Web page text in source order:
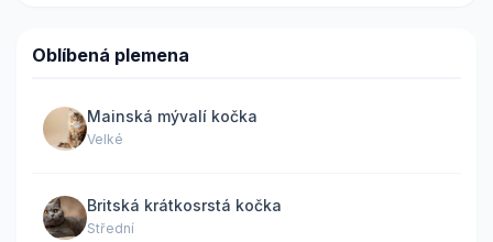
Oblíbená plemena
Mainská mývalí kočka
Velké
Britská krátkosrstá kočka
Střední